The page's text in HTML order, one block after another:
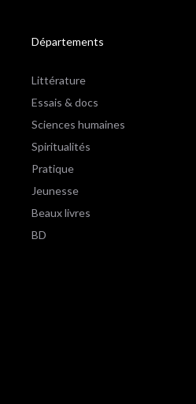
Départements
Littérature
Essais & docs
Sciences humaines
Spiritualités
Pratique
Jeunesse
Beaux livres
BD